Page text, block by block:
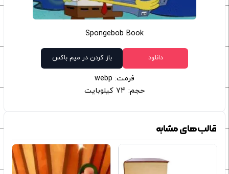
Spongebob Book
دانلود باز کردن در میم باکس
فرمت: webp
حجم: 74 کیلوبایت
قالب‌های مشابه